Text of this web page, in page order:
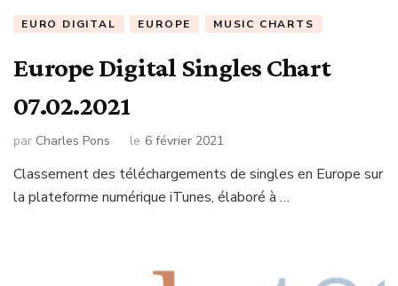
EURO DIGITAL EUROPE MUSIC CHARTS
Europe Digital Singles Chart
07.02.2021
par Charles Pons le 6 février 2021
Classement des téléchargements de singles en Europe sur
la plateforme numérique iTunes, élaboré à …